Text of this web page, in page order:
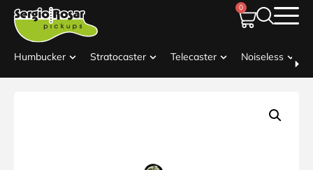
0
Humbucker Stratocaster Telecaster Noiseless